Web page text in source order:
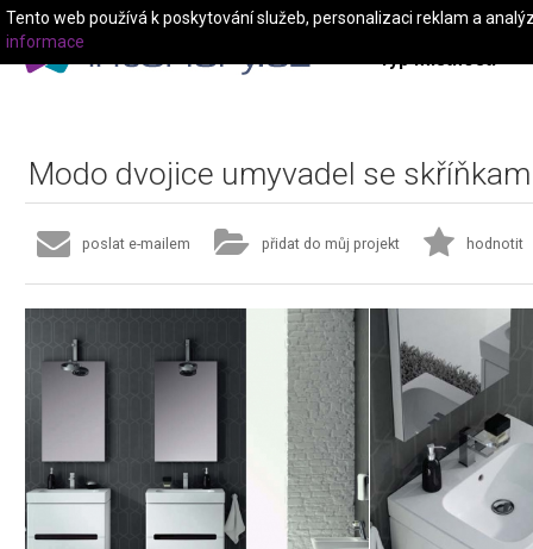
Typ místnosti
Modo dvojice umyvadel se
poslat e-mailem přidat do můj projekt hodnotit
Tento web používá k poskytování služeb, personalizaci reklam a
informace